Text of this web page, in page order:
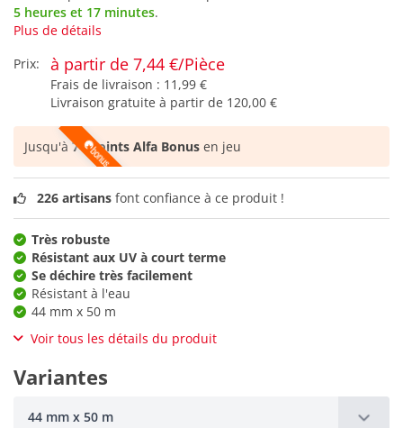
5 heures et 17 minutes.
Plus de détails
Prix:
à partir de 7,44 €/Pièce
Frais de livraison : 11,99 €
Livraison gratuite à partir de 120,00 €
Jusqu'à74 points Alfa Bonus en jeu
226 artisans font confiance à ce produit !
Très robuste
Résistant aux UV à court terme
Se déchire très facilement
Résistant à l'eau
44 mm x 50 m
Voir tous les détails du produit
Variantes
44 mm x 50 m